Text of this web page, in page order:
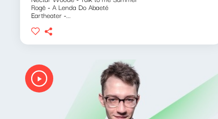
Rogê - A Lenda Do Abaeté
Eartheater -...